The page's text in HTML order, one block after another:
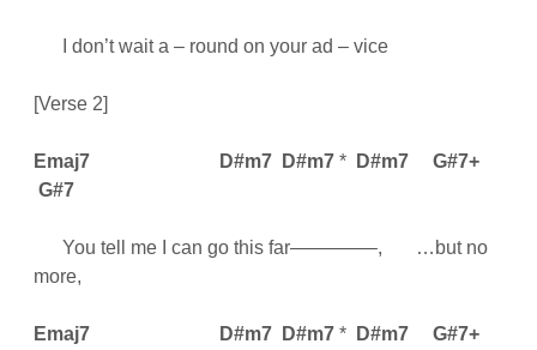
I don’t wait a – round on your ad – vice
[Verse 2]
Emaj7 D#m7 D#m7 * D#m7
G#7+
G#7
You tell me I can go this far————–, …but no
more,
Emaj7 D#m7 D#m7 * D#m7
G#7+